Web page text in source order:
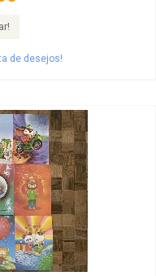
de desejos!